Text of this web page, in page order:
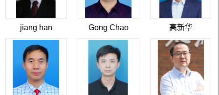
jiang han Gong Chao 高新华